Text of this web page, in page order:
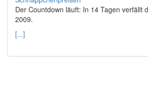
Der Countdown läuft: In 14 Tagen verfällt
2009.
[...]